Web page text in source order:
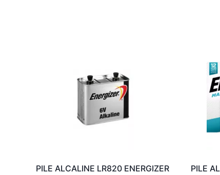
PILE ALCALINE LR820 ENERGIZER
PILE